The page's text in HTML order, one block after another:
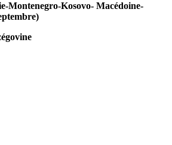
Montenegro-Kosovo- Macédoine-